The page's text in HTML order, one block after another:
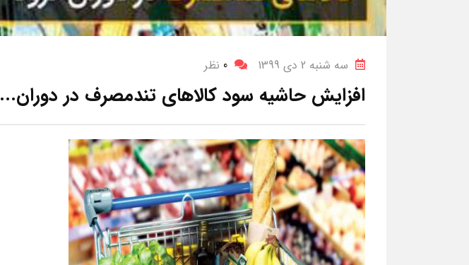
سه شنبه 2 دی 1399 0 نظر
افزایش حاشیه سود کالاهای تندمصرف در دوران...